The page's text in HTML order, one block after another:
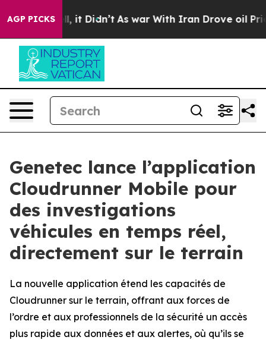
AGP PICKS
Well, it Didn’t As war With Iran Drove oil Prices
Genetec lance l’application
Cloudrunner Mobile pour
des investigations
véhicules en temps réel,
directement sur le terrain
La nouvelle application étend les capacités de
Cloudrunner sur le terrain, offrant aux forces de
l’ordre et aux professionnels de la sécurité un accès
plus rapide aux données et aux alertes, où qu’ils se